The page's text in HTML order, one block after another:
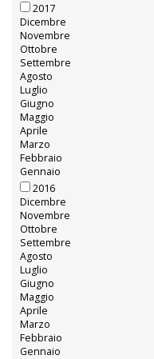
2017
Dicembre
Novembre
Ottobre
Settembre
Agosto
Luglio
Giugno
Maggio
Aprile
Marzo
Febbraio
Gennaio
2016
Dicembre
Novembre
Ottobre
Settembre
Agosto
Luglio
Giugno
Maggio
Aprile
Marzo
Febbraio
Gennaio